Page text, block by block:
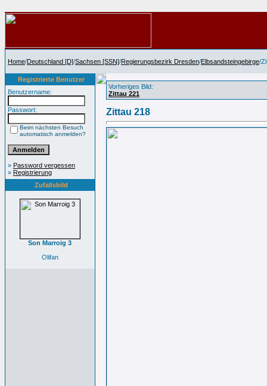
Home/Deutschland [D]/Sachsen [SSN]/Regierungsbezirk Dresden/Elbsandsteingebirge/
Registrierte Benutzer
Benutzername:
Passwort:
Beim nächsten Besuch
automatisch anmelden?
» Password vergessen
» Registrierung
Zufallsbild
Son Marroig 3
Olifan
Vorheriges Bild:
Zittau 221
Zittau 218